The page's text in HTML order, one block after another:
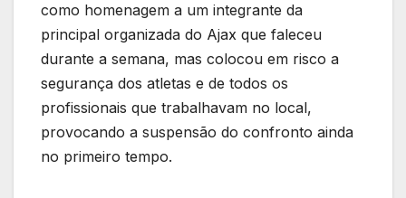
como homenagem a um integrante da
principal organizada do Ajax que faleceu
durante a semana, mas colocou em risco a
segurança dos atletas e de todos os
profissionais que trabalhavam no local,
provocando a suspensão do confronto ainda
no primeiro tempo.